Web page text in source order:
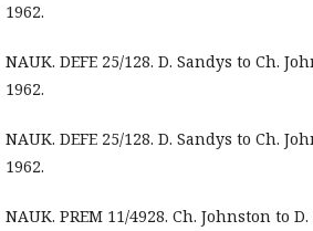
1962.
NAUK. DEFE 25/128. D. Sandys to Ch.
1962.
NAUK. DEFE 25/128. D. Sandys to Ch.
1962.
NAUK. PREM 11/4928. Ch. Johnston to